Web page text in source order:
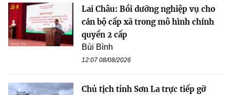
Lai Châu: Bồi dưỡng nghiệp vụ cho
cán bộ cấp xã trong mô hình chính
quyền 2 cấp
Bùi Bình
12:07 08/08/2026
Chủ tịch tỉnh Sơn La trực tiếp gỡ